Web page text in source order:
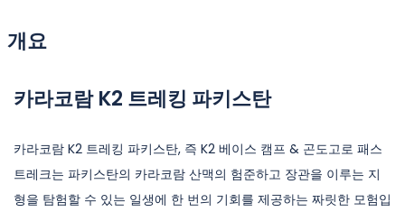
개요
카라코람 K2 트레킹 파키스탄
카라코람 K2 트레킹 파키스탄, 즉 K2 베이스 캠프 & 곤도고로 패스
트레크는 파키스탄의 카라코람 산맥의 험준하고 장관을 이루는 지
형을 탐험할 수 있는 일생에 한 번의 기회를 제공하는 짜릿한 모험입